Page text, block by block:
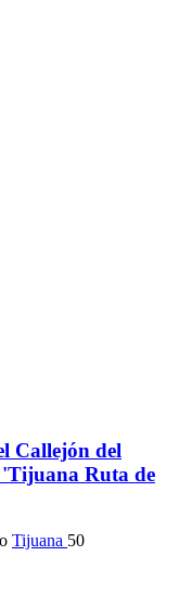
Callejón del
'Tijuana Ruta de
Tijuana 50